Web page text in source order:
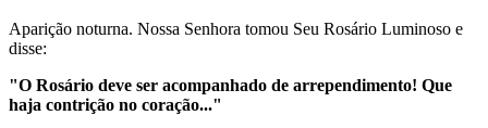
Aparição noturna. Nossa Senhora tomou Seu Rosário Luminoso e
disse:
"O Rosário deve ser acompanhado de arrependimento! Que
haja contrição no coração..."